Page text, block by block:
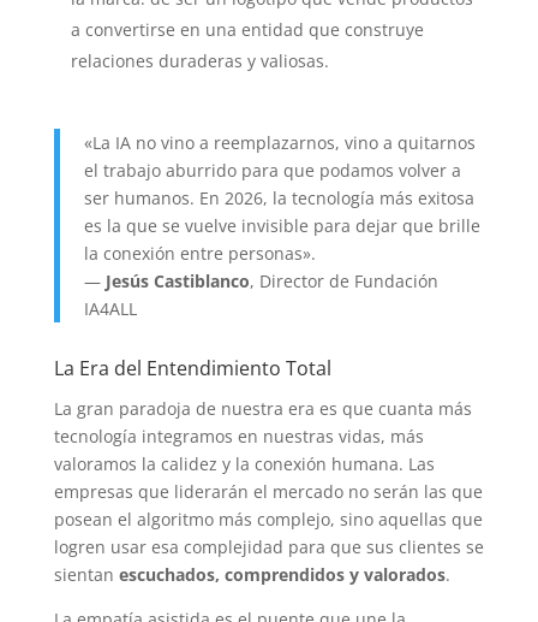
a convertirse en una entidad que construye
relaciones duraderas y valiosas.
«La IA no vino a reemplazarnos, vino a quitarnos
el trabajo aburrido para que podamos volver a
ser humanos. En 2026, la tecnología más exitosa
es la que se vuelve invisible para dejar que brille
la conexión entre personas».
— Jesús Castiblanco, Director de Fundación
IA4ALL
La Era del Entendimiento Total
La gran paradoja de nuestra era es que cuanta más
tecnología integramos en nuestras vidas, más
valoramos la calidez y la conexión humana. Las
empresas que liderarán el mercado no serán las que
posean el algoritmo más complejo, sino aquellas que
logren usar esa complejidad para que sus clientes se
sientan escuchados, comprendidos y valorados.